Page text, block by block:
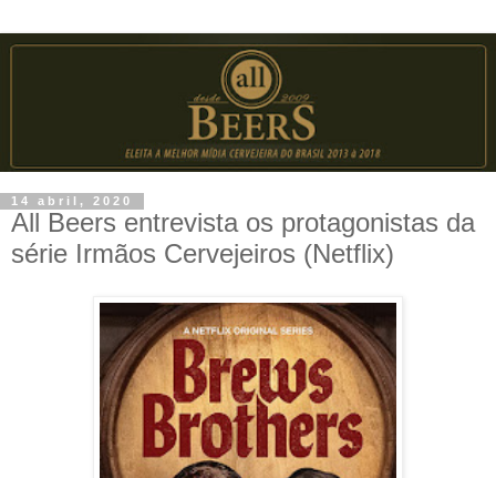
14 abril, 2020
All Beers entrevista os protagonistas da
série Irmãos Cervejeiros (Netflix)